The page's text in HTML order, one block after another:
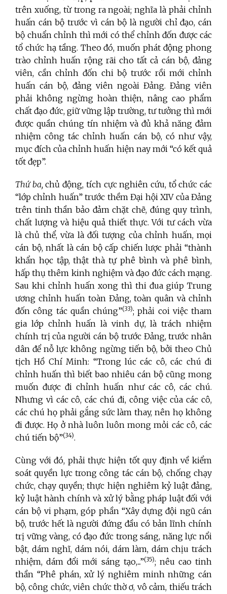
trên xuống, từ trong ra ngoài; nghĩa là phải chỉnh
huấn cán bộ trước vì cán bộ là người chỉ đạo, cán
bộ chuẩn chỉnh thì mới có thể chỉnh đốn được các
tổ chức hạ tầng. Theo đó, muốn phát động phong
trào chỉnh huấn rộng rãi cho tất cả cán bộ, đảng
viên, cần chỉnh đốn chi bộ trước rồi mới chỉnh
huấn cán bộ, đảng viên ngoài Đảng. Đảng viên
phải không ngừng hoàn thiện, nâng cao phẩm
chất đạo đức, giữ vững lập trường, tư tưởng thì mới
được quần chúng tín nhiệm và đủ khả năng đảm
nhiệm công tác chỉnh huấn cán bộ, có như vậy,
mục đích của chỉnh huấn hiện nay mới “có kết quả
tốt đẹp”.
Thứ ba,chủ động, tích cực nghiên cứu, tổ chức các
“lớp chỉnh huấn” trước thềm Đại hội XIV của Đảng
trên tinh thần bảo đảm chặt chẽ, đúng quy trình,
chất lượng và hiệu quả thiết thực. Với tư cách vừa
là chủ thể, vừa là đối tượng của chỉnh huấn, mọi
cán bộ, nhất là cán bộ cấp chiến lược phải “thành
khẩn học tập, thật thà tự phê bình và phê bình,
hấp thụ thêm kinh nghiệm và đạo đức cách mạng.
Sau khi chỉnh huấn xong thì thi đua giúp Trung
ương chỉnh huấn toàn Đảng, toàn quân và chỉnh
đốn công tác quần chúng”(33); phải coi việc tham
gia lớp chỉnh huấn là vinh dự, là trách nhiệm
chính trị của người cán bộ trước Đảng, trước nhân
dân để nỗ lực không ngừng tiến bộ, bởi theo Chủ
tịch Hồ Chí Minh: “Trong lúc các cô, các chú đi
chỉnh huấn thì biết bao nhiêu cán bộ cũng mong
muốn được đi chỉnh huấn như các cô, các chú.
Nhưng vì các cô, các chú đi, công việc của các cô,
các chú họ phải gắng sức làm thay, nên họ không
đi được. Họ ở nhà luôn luôn mong mỏi các cô, các
chú tiến bộ”(34).
Cùng với đó, phải thực hiện tốt quy định về kiểm
soát quyền lực trong công tác cán bộ, chống chạy
chức, chạy quyền; thực hiện nghiêm kỷ luật đảng,
kỷ luật hành chính và xử lý bằng pháp luật đối với
cán bộ vi phạm, góp phần “Xây dựng đội ngũ cán
bộ, trước hết là người đứng đầu có bản lĩnh chính
trị vững vàng, có đạo đức trong sáng, năng lực nổi
bật, dám nghĩ, dám nói, dám làm, dám chịu trách
nhiệm, dám đổi mới sáng tạo,...”(35); nêu cao tinh
thần “Phê phán, xử lý nghiêm minh những cán
bộ, công chức, viên chức thờ ơ, vô cảm, thiếu trách